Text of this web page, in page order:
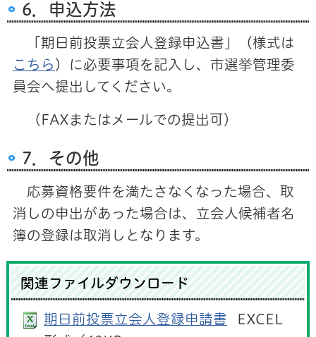
6．申込方法
「期日前投票立会人登録申込書」（様式は
こちら ）に必要事項を記入し、市選挙管理委
員会へ提出してください。
（FAXまたはメールでの提出可）
7．その他
応募資格要件を満たさなくなった場合、取
消しの申出があった場合は、立会人候補者名
簿の登録は取消しとなります。
関連ファイルダウンロード
期日前投票立会人登録申請書
EXCEL